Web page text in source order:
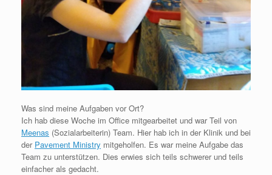
Was sind meine Aufgaben vor Ort?
Ich hab diese Woche im Office mitgearbeitet und war Teil von
Meenas (Sozialarbeiterin) Team. Hier hab ich in der Klinik und bei
der Pavement Ministry mitgeholfen. Es war meine Aufgabe das
Team zu unterstützen. Dies erwies sich teils schwerer und teils
einfacher als gedacht.